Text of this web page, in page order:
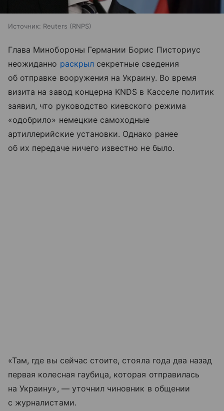
Источник: Reuters (RNPS)
Глава Минобороны Германии Борис Писториус
неожиданно раскрылсекретные сведения
об отправке вооружения на Украину. Во время
визита на завод концерна KNDS в Касселе политик
заявил, что руководство киевского режима
«одобрило» немецкие самоходные
артиллерийские установки. Однако ранее
об их передаче ничего известно не было.
«Там, где вы сейчас стоите, стояла года два назад
первая колесная гаубица, которая отправилась
на Украину», — уточнил чиновник в общении
с журналистами.